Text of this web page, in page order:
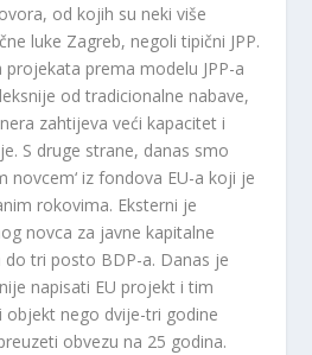
od kojih su neki više
luke Zagreb, negoli tipični JPP.
prema modelu JPP-a
od tradicionalne nabave,
zahtijeva veći kapacitet i
S druge strane, danas smo
novcem‘ iz fondova EU-a koji je
rokovima. Eksterni je
novca za javne kapitalne
do tri posto BDP-a. Danas je
napisati EU projekt i tim
objekt nego dvije-tri godine
obvezu na 25 godina.